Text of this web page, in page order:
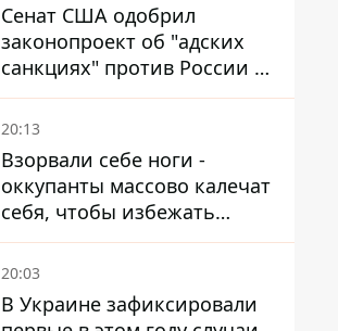
Сенат США одобрил
законопроект об "адских
санкциях" против России и
Ирана
20:13
Взорвали себе ноги -
оккупанты массово калечат
себя, чтобы избежать
штурмов - ГУР
20:03
В Украине зафиксировали